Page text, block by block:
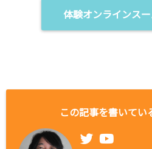
体験オンラインス
この記事を書いてい